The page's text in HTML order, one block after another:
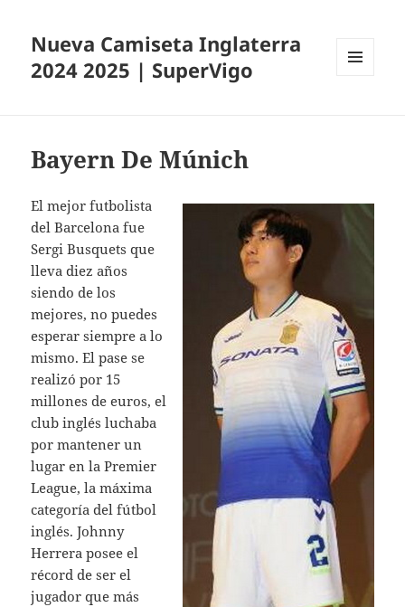
Nueva Camiseta Inglaterra
2024 2025 | SuperVigo
Bayern De Múnich
El mejor futbolista
del Barcelona fue
Sergi Busquets que
lleva diez años
siendo de los
mejores, no puedes
esperar siempre a lo
mismo. El pase se
realizó por 15
millones de euros, el
club inglés luchaba
por mantener un
lugar en la Premier
League, la máxima
categoría del fútbol
inglés. Johnny
Herrera posee el
récord de ser el
jugador que más